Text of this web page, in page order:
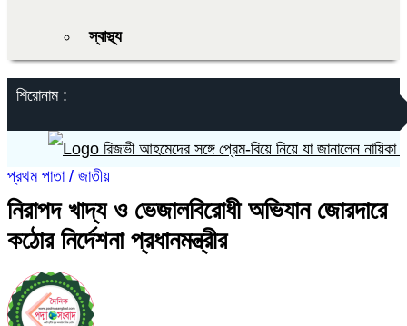
স্বাস্থ্য
শিরোনাম :
রিজভী আহমেদের সঙ্গে প্রেম-বিয়ে নিয়ে যা জানালেন নায়িকা শাবনূর
প্রথম পাতা / জাতীয়
নিরাপদ খাদ্য ও ভেজালবিরোধী অভিযান জোরদারে
কঠোর নির্দেশনা প্রধানমন্ত্রীর